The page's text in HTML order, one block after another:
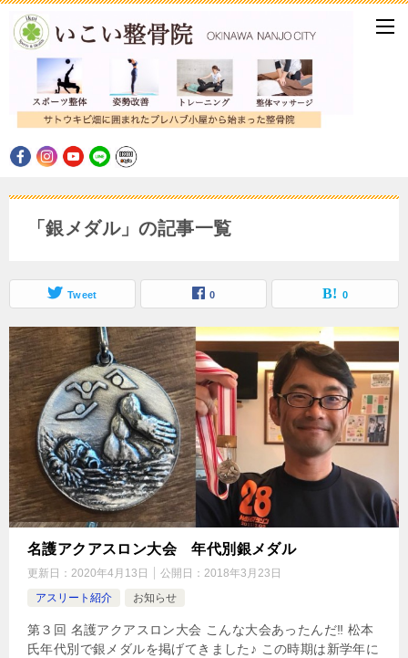
「銀メダル」の記事一覧
Tweet 0 0
名護アクアスロン大会 年代別銀メダル
更新日： 2020年4月13日 公開日： 2018年3月23日
アスリート紹介
お知らせ
第３回 名護アクアスロン大会 こんな大会あったんだ‼︎ 松本
氏年代別で銀メダルを掲げてきました♪ この時期は新学年に